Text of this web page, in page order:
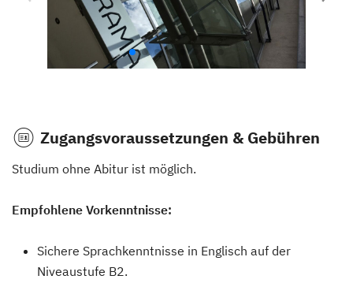
Zugangsvoraussetzungen & Gebühren
Studium ohne Abitur ist möglich.
Empfohlene Vorkenntnisse:
Sichere Sprachkenntnisse in Englisch auf der
Niveaustufe B2.